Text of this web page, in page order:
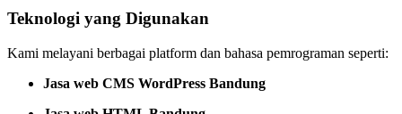
Teknologi yang Digunakan
Kami melayani berbagai platform dan bahasa pemrograman seperti:
Jasa web CMS WordPress Bandung